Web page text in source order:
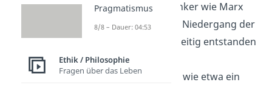
vertreten durch Denker wie Marx
und Nietzsche, zum Niedergang der
Metaphysik. Gleichzeitig entstanden
jedoch spirituelle
Gegenbewegungen wie etwa ein
Pragmatismus
8/8 – Dauer: 04:53
Ethik / Philosophie
Fragen über das Leben